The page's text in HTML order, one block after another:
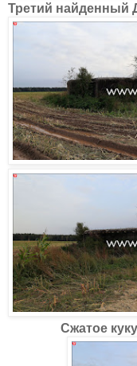
Третий найденный
Сжатое